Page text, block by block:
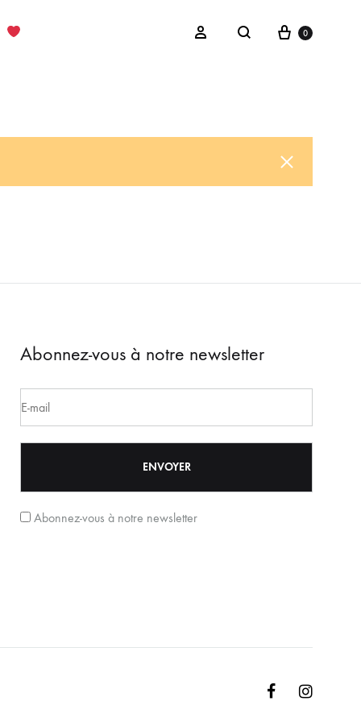
Sign in
Search
Cart
0
Abonnez-vous à notre newsletter
Abonnez-vous à notre newsletter
Facebook